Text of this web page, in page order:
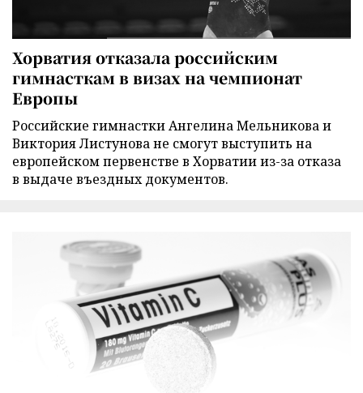
Хорватия отказала российским
гимнасткам в визах на чемпионат
Европы
Российские гимнастки Ангелина Мельникова и
Виктория Листунова не смогут выступить на
европейском первенстве в Хорватии из-за отказа
в выдаче въездных документов.